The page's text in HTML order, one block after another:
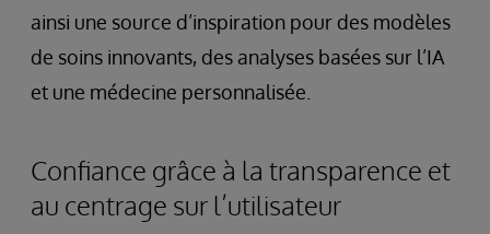
ainsi une source d’inspiration pour des modèles
de soins innovants, des analyses basées sur l’IA
et une médecine personnalisée.
Confiance grâce à la transparence et
au centrage sur l’utilisateur